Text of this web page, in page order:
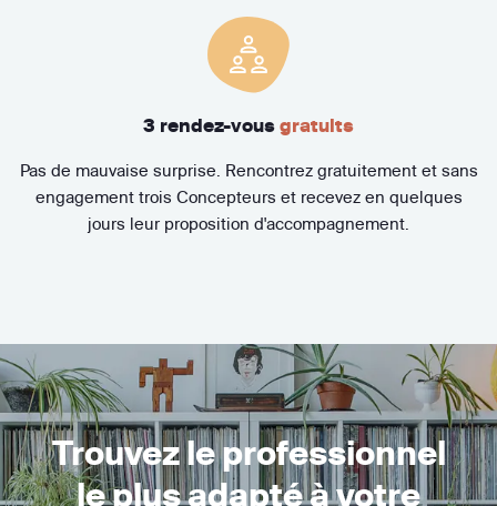
3 rendez-vous gratuits
Pas de mauvaise surprise. Rencontrez gratuitement et sans
engagement trois Concepteurs et recevez en quelques
jours leur proposition d'accompagnement.
Trouvez le professionnel
le plus adapté à votre